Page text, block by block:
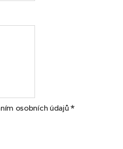
osobních údajů